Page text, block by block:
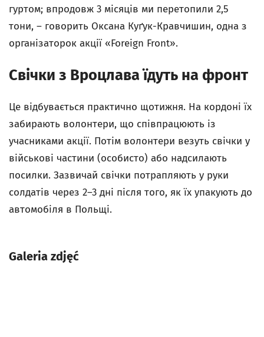
гуртом; впродовж 3 місяців ми перетопили 2,5
тони, – говорить Оксана Куґук-Кравчишин, одна з
організаторок акції «Foreign Front».
Свічки з Вроцлава їдуть на фронт
Це відбувається практично щотижня. На кордоні їх
забирають волонтери, що співпрацюють із
учасниками акції. Потім волонтери везуть свічки у
військові частини (особисто) або надсилають
посилки. Зазвичай свічки потрапляють у руки
солдатів через 2–3 дні після того, як їх упакують до
автомобіля в Польщі.
Galeria zdjęć